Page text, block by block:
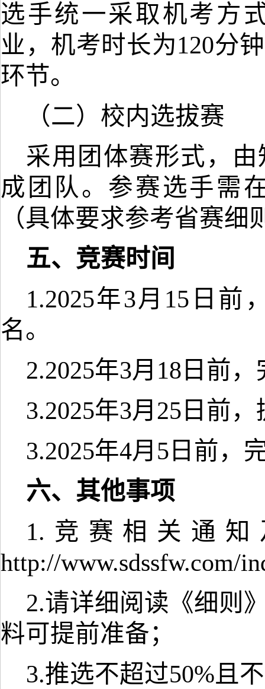
选手统一采取机考方
业，机考时长为120分
环节。
（二）校内选拔赛
采用团体赛形式，
成团队。参赛选手需
（具体要求参考省赛细
五、竞赛时间
1.2025年3月15日前
名。
2.2025年3月18日前
3.2025年3月25日前
3.2025年4月5日前，
六、其他事项
1.竞赛相关通
http://www.sdssfw.com/
2.请详细阅读《细则
料可提前准备；
3.推选不超过50%且